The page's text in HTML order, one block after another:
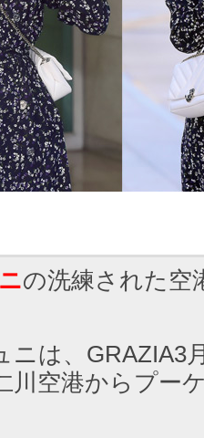
の洗練された空
ニは、GRAZIA3
川空港からプー